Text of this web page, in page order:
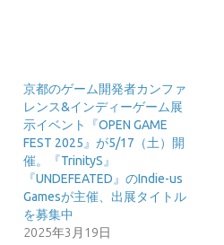
京都のゲーム開発者カンファ
レンス&インディーゲーム展
示イベント『OPEN GAME
FEST 2025』が5/17（土）開
催。『TrinityS』
『UNDEFEATED』のIndie-us
Gamesが主催、出展タイトル
を募集中
2025年3月19日